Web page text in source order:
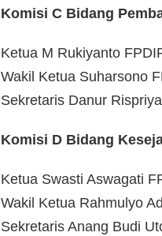
Komisi C Bidang
Ketua M Rukiyanto
Wakil Ketua Suharsono
Sekretaris Danur
Komisi D Bidang
Ketua Swasti Aswagati
Wakil Ketua Rahmulyo
Sekretaris Anang Budi